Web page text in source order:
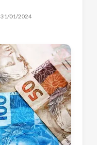
31/01/2024